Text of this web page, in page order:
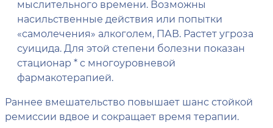
мыслительного времени. Возможны
насильственные действия или попытки
«самолечения» алкоголем, ПАВ. Растет угроза
суицида. Для этой степени болезни показан
стационар * с многоуровневой
фармакотерапией.
Раннее вмешательство повышает шанс стойкой
ремиссии вдвое и сокращает время терапии.